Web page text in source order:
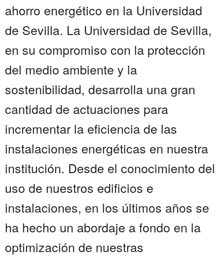
ahorro energético en la Universidad
de Sevilla. La Universidad de Sevilla,
en su compromiso con la protección
del medio ambiente y la
sostenibilidad, desarrolla una gran
cantidad de actuaciones para
incrementar la eficiencia de las
instalaciones energéticas en nuestra
institución. Desde el conocimiento del
uso de nuestros edificios e
instalaciones, en los últimos años se
ha hecho un abordaje a fondo en la
optimización de nuestras